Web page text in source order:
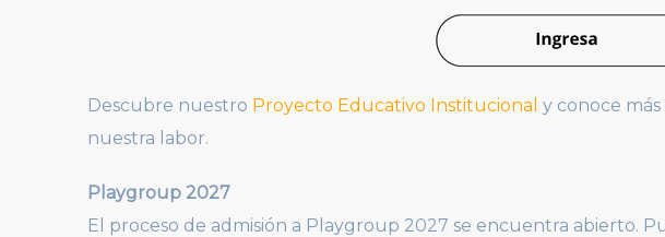
Descubre nuestro Proyecto Educativo Institucional y conoce
nuestra labor.
Playgroup 2027
El proceso de admisión a Playgroup 2027 se encuentra abierto.